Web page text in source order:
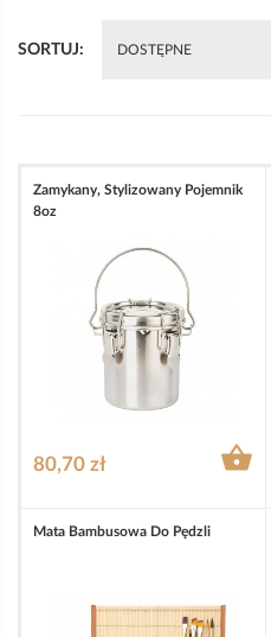
SORTUJ: DOSTĘPNE
Zamykany, Stylizowany Pojemnik
8oz
80,70 zł 
Mata Bambusowa Do Pędzli